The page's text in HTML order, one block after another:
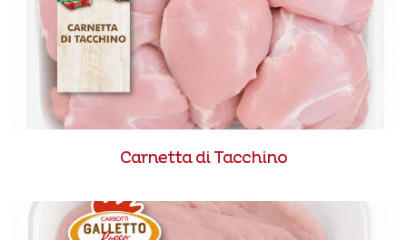
Carnetta di Tacchino